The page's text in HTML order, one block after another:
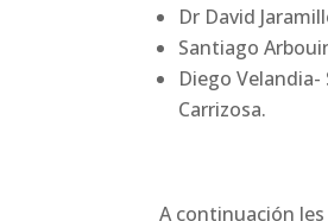
Dr David
Santiago
Diego
Carrizosa.
A continuación